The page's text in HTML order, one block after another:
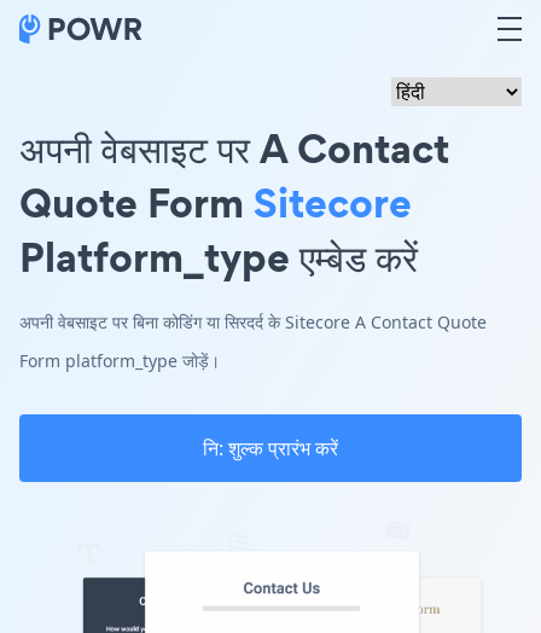
अपनी वेबसाइट पर A Contact
Quote Form Sitecore
Platform_type एम्बेड करें
अपनी वेबसाइट पर बिना कोडिंग या सिरदर्द के Sitecore A Contact Quote
Form platform_type जोड़ें।
नि: शुल्क प्रारंभ करें